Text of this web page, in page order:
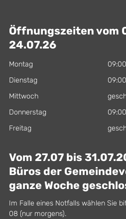
Öffnungszeiten vom
24.07.26
Montag
Dienstag
Mittwoch
Donnerstag
Freitag
Vom 27.07 bis
Büros der
ganze Woche
Im Falle eines Notfalls wählen Sie
08 (nur morgens).